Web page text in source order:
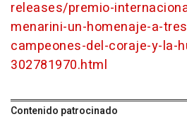
releases/premio-
menarini-un-homenaje-a-
campeones-del-coraje-y-la-
302781970.html
Contenido patrocinado